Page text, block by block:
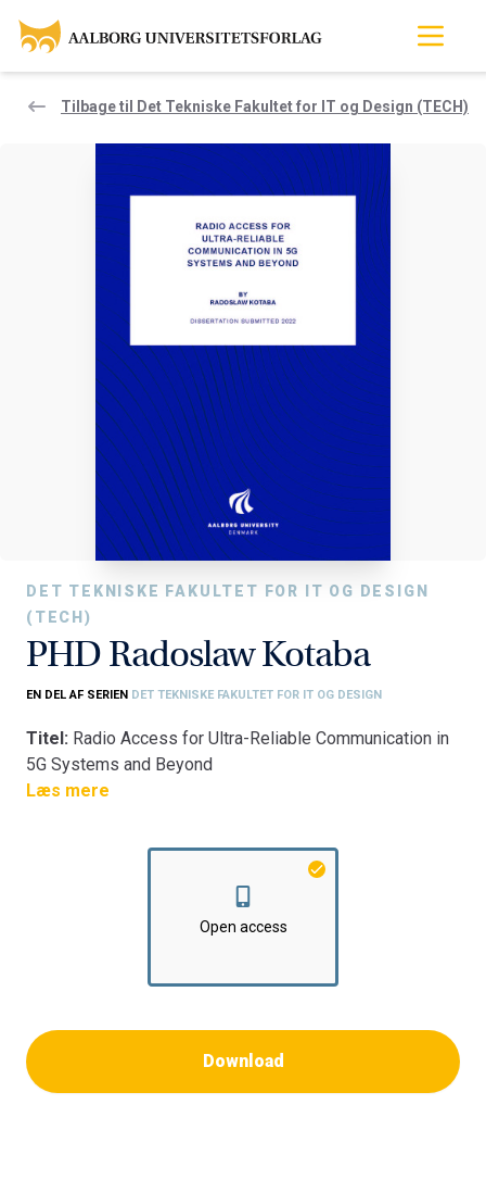
Tilbage til Det Tekniske Fakultet for IT og Design (TECH)
DET TEKNISKE FAKULTET FOR IT OG DESIGN
(TECH)
PHD Radoslaw Kotaba
EN DEL AF SERIEN DET TEKNISKE FAKULTET FOR IT OG DESIGN
Titel: Radio Access for Ultra-Reliable Communication in
5G Systems and Beyond
Fakultet:Det Tekniske Fakultet for IT og Design
Læs mere
Open access
Download